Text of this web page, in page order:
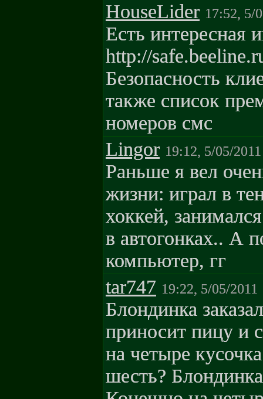
HouseLider 17:52, 5/
Есть интересная
http://
Безопасность
также список
номеров смс
Lingor 19:12, 5/05/2011
Раньше я вел
жизни: играл в
хоккей,
в автогонках.. А
компьютер, гг
tar747 19:22, 5/05/2011
Блондинка
приносит пицу и
на четыре
шесть?